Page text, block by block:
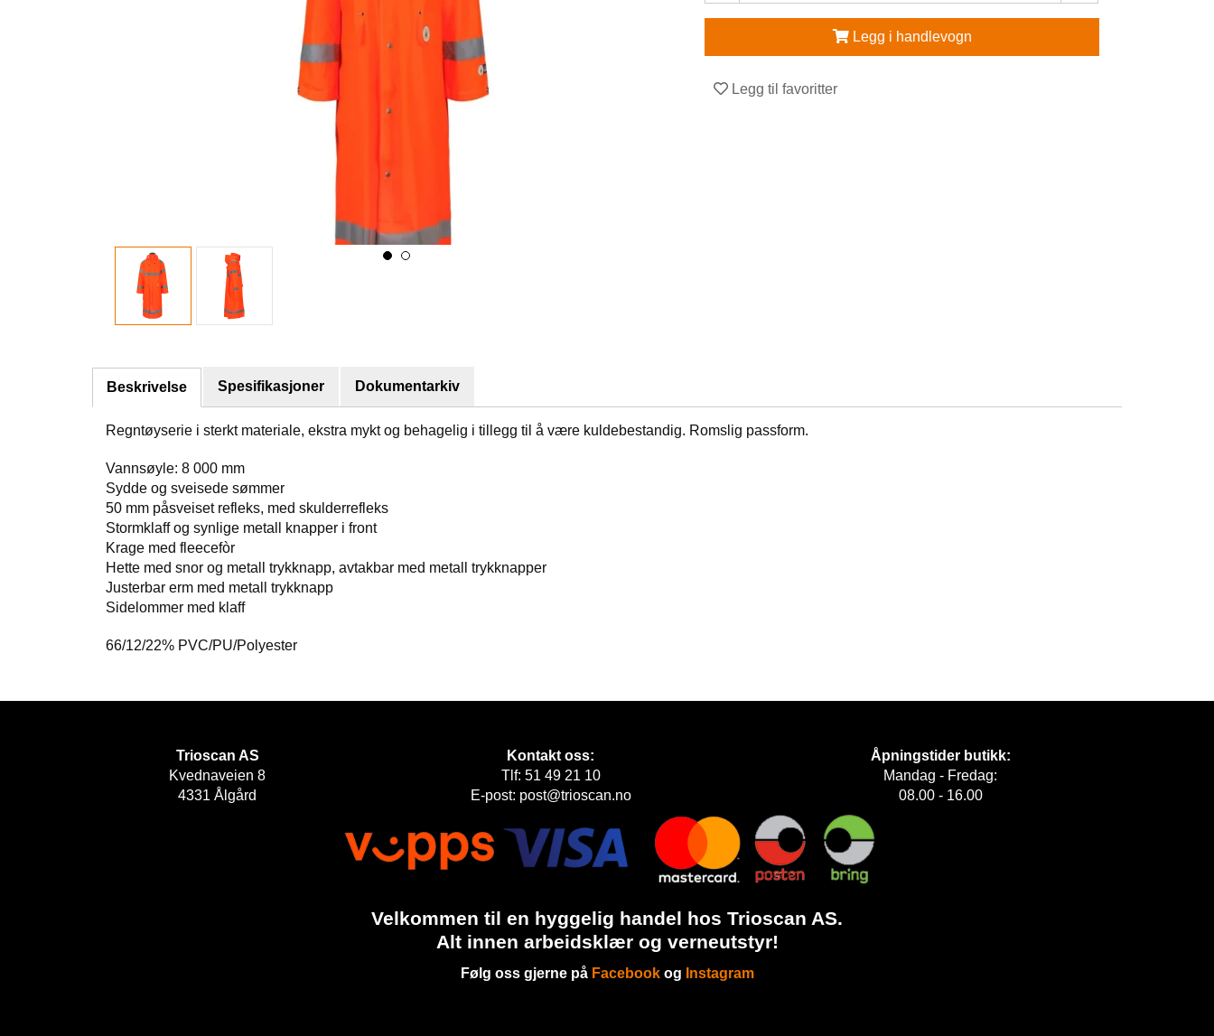
Legg i handlevogn
Legg til favoritter
Beskrivelse Spesifikasjoner Dokumentarkiv
Regntøyserie i sterkt materiale, ekstra mykt og behagelig i tillegg til å være kuldebestandig. Romslig passform.
Vannsøyle: 8 000 mm
Sydde og sveisede sømmer
50 mm påsveiset refleks, med skulderrefleks
Stormklaff og synlige metall knapper i front
Krage med fleecefòr
Hette med snor og metall trykknapp, avtakbar med metall trykknapper
Justerbar erm med metall trykknapp
Sidelommer med klaff
66/12/22% PVC/PU/Polyester
Trioscan AS
Kvednaveien 8
4331 Ålgård
Kontakt oss:
Tlf: 51 49 21 10
E-post: post@trioscan.no
Åpningstider butikk:
Mandag - Fredag:
08.00 - 16.00
Velkommen til en hyggelig handel hos Trioscan AS.
Alt innen arbeidsklær og verneutstyr!
Følg oss gjerne på Facebookog Instagram